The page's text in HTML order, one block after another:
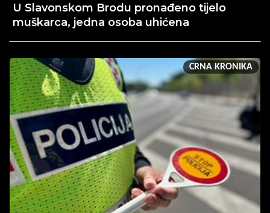
U Slavonskom Brodu pronađeno tijelo
muškarca, jedna osoba uhićena
CRNA KRONIKA